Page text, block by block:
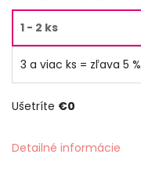
1 - 2 ks
3 a viac ks = zľava 5 %
Ušetríte €0
Detailné informácie